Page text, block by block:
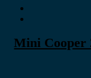
Mini Cooper